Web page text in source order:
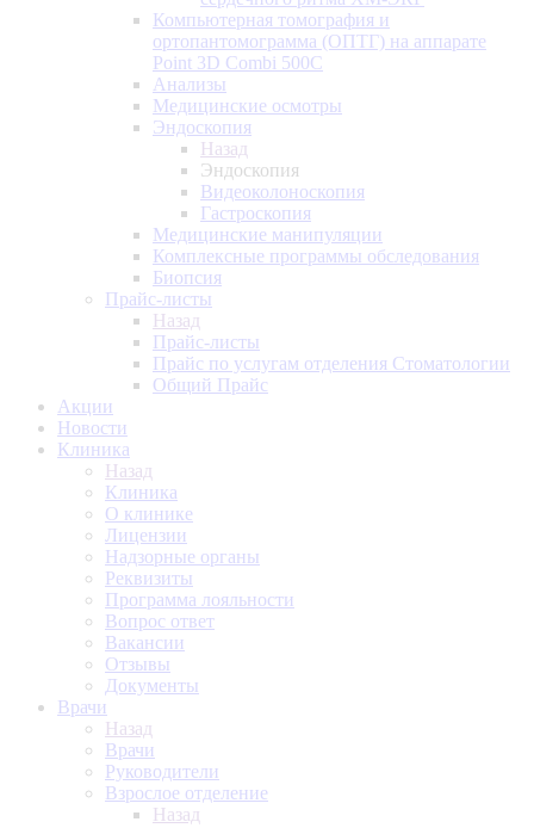
Компьютерная томография и
ортопантомограмма (ОПТГ) на аппарате
Point 3D Combi 500C
Анализы
Медицинские осмотры
Эндоскопия
Назад
Эндоскопия
Видеоколоноскопия
Гастроскопия
Медицинские манипуляции
Комплексные программы обследования
Биопсия
Прайс-листы
Назад
Прайс-листы
Прайс по услугам отделения Стоматологии
Общий Прайс
Акции
Новости
Клиника
Назад
Клиника
О клинике
Лицензии
Надзорные органы
Реквизиты
Программа лояльности
Вопрос ответ
Вакансии
Отзывы
Документы
Врачи
Назад
Врачи
Руководители
Взрослое отделение
Назад